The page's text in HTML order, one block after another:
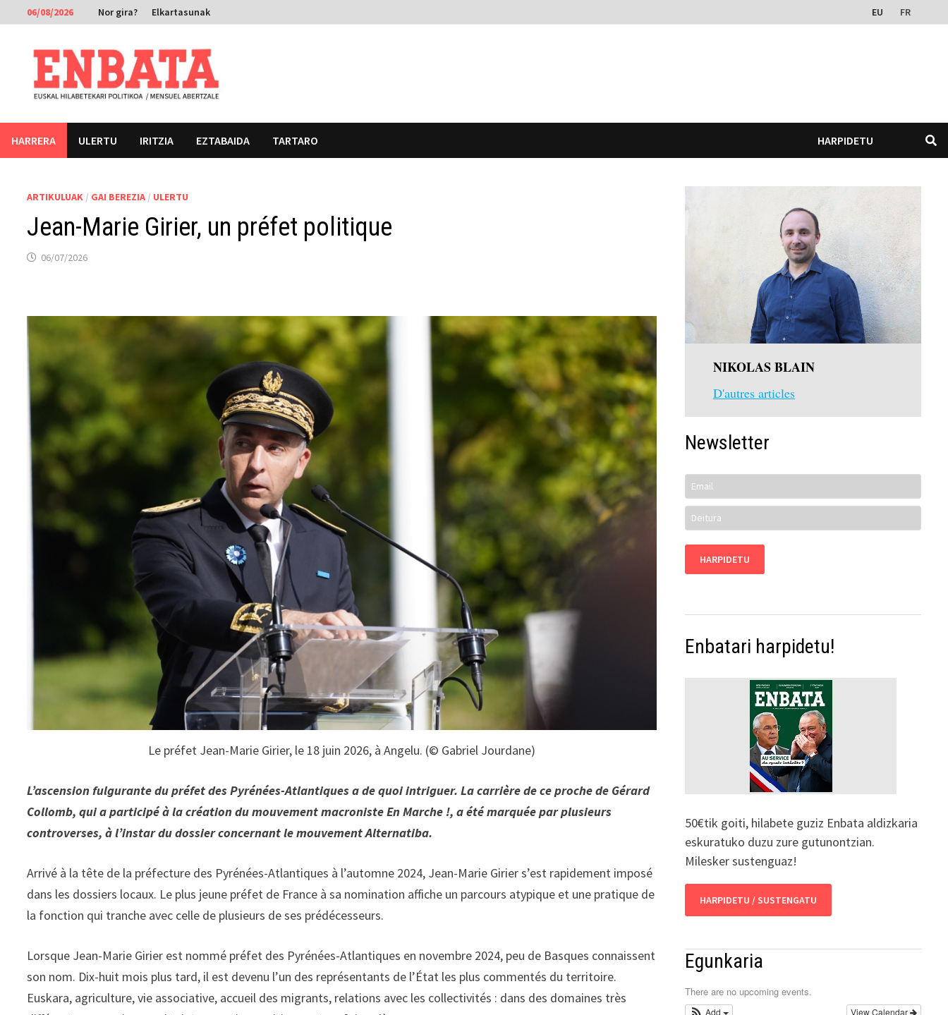
to
content
06/08/2026 Nor gira? Elkartasunak EU FR
HARRERA ULERTU IRITZIA EZTABAIDA TARTARO HARPIDETU
ARTIKULUAK / GAI BEREZIA / ULERTU
Jean-Marie Girier, un préfet politique
06/07/2026
Le préfet Jean-Marie Girier, le 18 juin 2026, à Angelu. (© Gabriel Jourdane)
L’ascension fulgurante du préfet des Pyrénées-Atlantiques a de quoi intriguer. La carrière de ce proche de Gérard
Collomb, qui a participé à la création du mouvement macroniste En Marche !, a été marquée par plusieurs
controverses, à l’instar du dossier concernant le mouvement Alternatiba.
Arrivé à la tête de la préfecture des Pyrénées-Atlantiques à l’automne 2024, Jean-Marie Girier s’est rapidement imposé
dans les dossiers locaux. Le plus jeune préfet de France à sa nomination affiche un parcours atypique et une pratique de
la fonction qui tranche avec celle de plusieurs de ses prédécesseurs.
Lorsque Jean-Marie Girier est nommé préfet des Pyrénées-Atlantiques en novembre 2024, peu de Basques connaissent
son nom. Dix-huit mois plus tard, il est devenu l’un des représentants de l’État les plus commentés du territoire.
Euskara, agriculture, vie associative, accueil des migrants, relations avec les collectivités : dans des domaines très
NIKOLAS BLAIN
D'autres articles
Newsletter
Enbatari harpidetu!
50€tik goiti, hilabete guziz Enbata aldizkaria
eskuratuko duzu zure gutunontzian.
Milesker sustenguaz!
HARPIDETU / SUSTENGATU
Egunkaria
There are no upcoming events.
View Calendar
Add